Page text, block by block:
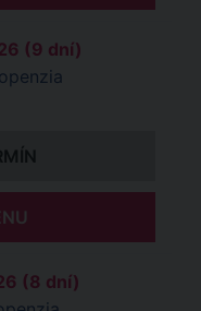
(9 dní)
(8 dní)